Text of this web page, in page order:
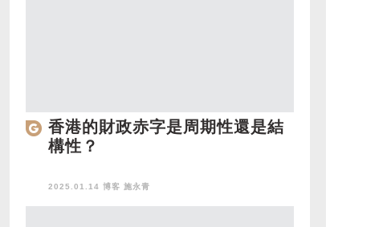
香港的財政赤字是周期性還是結
構性？
2025.01.14 博客 施永青